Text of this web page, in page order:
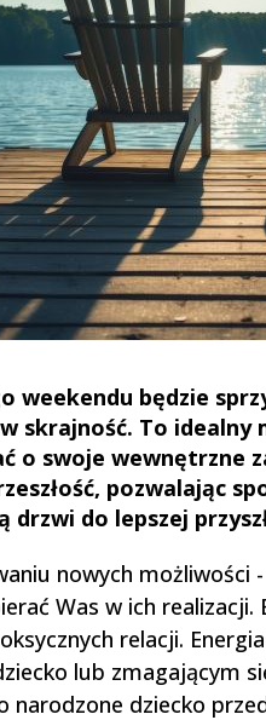
weekendu będzie
skrajność. To
o swoje wewnętrzne
pozwalając
do lepszej
nowych możliwości
Was w ich
relacji.
lub zmagającym
narodzone dziecko